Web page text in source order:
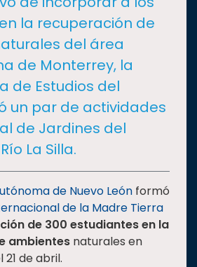
la recuperación de
del área
de Monterrey, la
de Estudios del
un par de actividades
de Jardines del
La Silla.
de Nuevo León formó
de la Madre Tierra
de 300 estudiantes en la
ambientes naturales en
de abril.